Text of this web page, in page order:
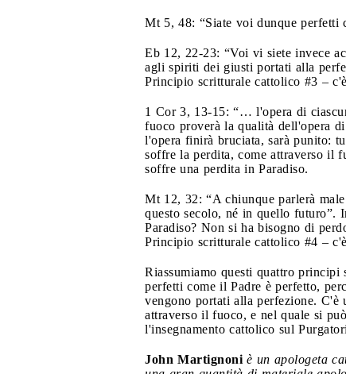
Mt 5, 48: “Siate voi dunque perfetti
Eb 12, 22-23: “Voi vi siete invece
agli spiriti dei giusti portati alla
Principio scritturale cattolico #3 –
1 Cor 3, 13-15: “… l'opera di
fuoco proverà la qualità dell'opera
l'opera finirà bruciata, sarà punito:
soffre la perdita, come attraverso il
soffre una perdita in Paradiso.
Mt 12, 32: “A chiunque parlerà
questo secolo, né in quello futuro”.
Paradiso? Non si ha bisogno di
Principio scritturale cattolico #4 –
Riassumiamo questi quattro
perfetti come il Padre è perfetto,
vengono portati alla perfezione. C'è
attraverso il fuoco, e nel quale si
l'insegnamento cattolico sul
John Martignoni è un apologeta